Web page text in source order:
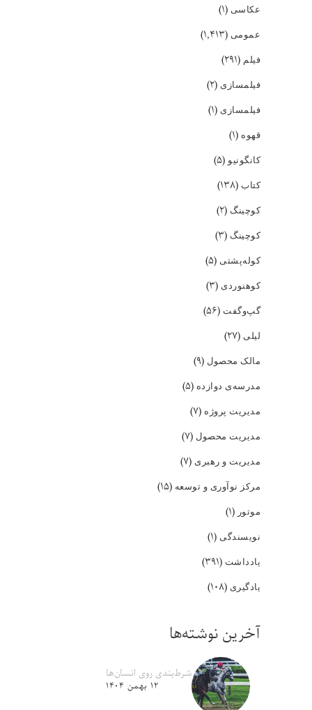
عکاسی (۱)
عمومی (۱,۴۱۳)
فیلم (۲۹۱)
فیلمسازی (۲)
فیلمسازی (۱)
قهوه (۱)
کانگونیو(۵)
کتاب (۱۳۸)
کوچینگ (۲)
کوچینگ (۳)
کوله‌پشتی (۵)
کوهنوردی (۳)
گپ‌و‌گفت (۵۶)
لیلی (۲۷)
مالک محصول (۹)
مدرسه‌ی دوازده (۵)
مدیریت پروژه (۷)
مدیریت محصول (۷)
مدیریت و رهبری (۷)
مرکز نوآوری و توسعه (۱۵)
موتور (۱)
نویسندگی (۱)
یادداشت (۳۹۱)
یادگیری (۱۰۸)
آخرین نوشته‌ها
شرط‌بندی روی انسان‌ها
۱۲ بهمن ۱۴۰۴